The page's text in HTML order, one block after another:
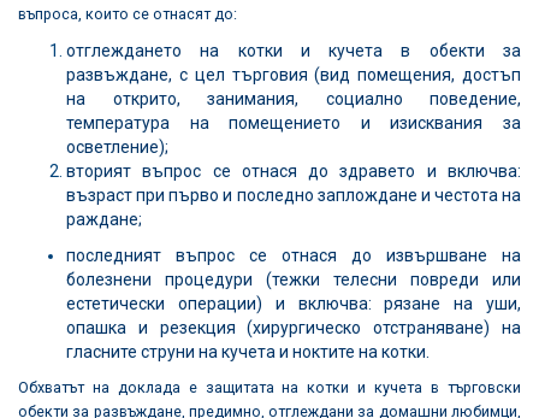
въпроса, които се отнасят до:
отглеждането на котки и кучета в обекти за
развъждане, с цел търговия (вид помещения, достъп
на открито, занимания, социално поведение,
температура на помещението и изисквания за
осветление);
вторият въпрос се отнася до здравето и включва:
възраст при първо и последно заплождане и честота на
раждане;
последният въпрос се отнася до извършване на
болезнени процедури (тежки телесни повреди или
естетически операции) и включва: рязане на уши,
опашка и резекция (хирургическо отстраняване) на
гласните струни на кучета и ноктите на котки.
Обхватът на доклада е защитата на котки и кучета в търговски
обекти за развъждане, предимно, отглеждани за домашни любимци,